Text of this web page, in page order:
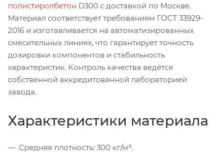
полистиролбетон D300 с доставкой по Москве.
Материал соответствует требованиям ГОСТ 33929-
2016 и изготавливается на автоматизированных
смесительных линиях, что гарантирует точность
дозировки компонентов и стабильность
характеристик. Контроль качества ведётся
собственной аккредитованной лабораторией
завода.
Характеристики материала
Средняя плотность: 300 кг/м³.